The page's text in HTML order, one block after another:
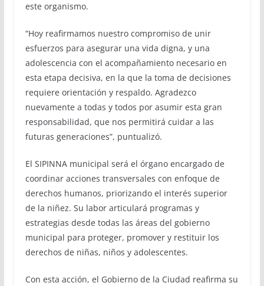
este organismo.
“Hoy reafirmamos nuestro compromiso de unir
esfuerzos para asegurar una vida digna, y una
adolescencia con el acompañamiento necesario en
esta etapa decisiva, en la que la toma de decisiones
requiere orientación y respaldo. Agradezco
nuevamente a todas y todos por asumir esta gran
responsabilidad, que nos permitirá cuidar a las
futuras generaciones”, puntualizó.
El SIPINNA municipal será el órgano encargado de
coordinar acciones transversales con enfoque de
derechos humanos, priorizando el interés superior
de la niñez. Su labor articulará programas y
estrategias desde todas las áreas del gobierno
municipal para proteger, promover y restituir los
derechos de niñas, niños y adolescentes.
Con esta acción, el Gobierno de la Ciudad reafirma su